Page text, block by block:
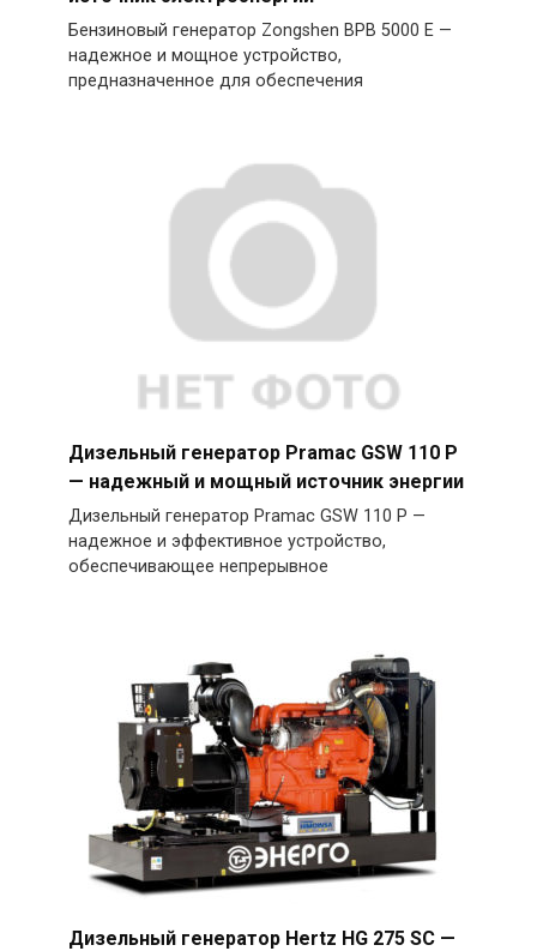
Бензиновый генератор Zongshen BPB 5000 E —
надежное и мощное устройство,
предназначенное для обеспечения
Дизельный генератор Pramac GSW 110 P
— надежный и мощный источник энергии
Дизельный генератор Pramac GSW 110 P —
надежное и эффективное устройство,
обеспечивающее непрерывное
Дизельный генератор Hertz HG 275 SC —